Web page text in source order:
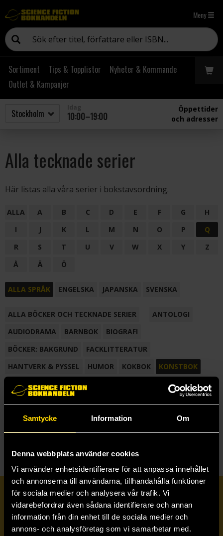
Samtycke Information Om
Denna webbplats använder cookies
Vi använder enhetsidentifierare för att anpassa innehållet
och annonserna till användarna, tillhandahålla funktioner
för sociala medier och analysera vår trafik. Vi
vidarebefordrar även sådana identifierare och annan
information från din enhet till de sociala medier och
annons- och analysföretag som vi samarbetar med.
Meny
Sortiment Tips & Topplistor
Nyheter & Kommande
Outlet & Kampanjer
10:00–19:00
Öppettider
och adresser
Alla tecknade serier
Här listas alla våra serier i bokstavsordning.
ALLA A B C D E F G
H
I
J K L M N O P
Q
R
S T U V W X Y
Z
Å
Ä Ö
ALLA SPRÅK ENGELSKA JAPANSKA SVENSKA
ALLA BÖCKER OCH TECKNADE SERIER
ANTOLOGI
AUDIODRAMA
BARNBOK
BIOGRAFI
BÖCKER: BAKGRUND
FACKLITTERATUR
HANTVERK & PYSSEL
HUMOR KOKBOK
KONSTBOK
KORTROMAN
LÄROBOK
NOVELL
SAMLINGSVOLYM
TECKNA & MÅLA TECKNAD SERIE
Prenumerera på vårt nyhetsbrev
Veckobrevet